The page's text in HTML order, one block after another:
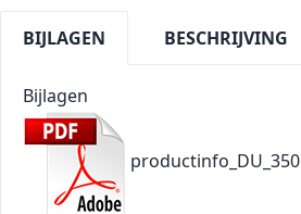
BIJLAGEN BESCHRIJVING
Bijlagen
productinfo_DU_350